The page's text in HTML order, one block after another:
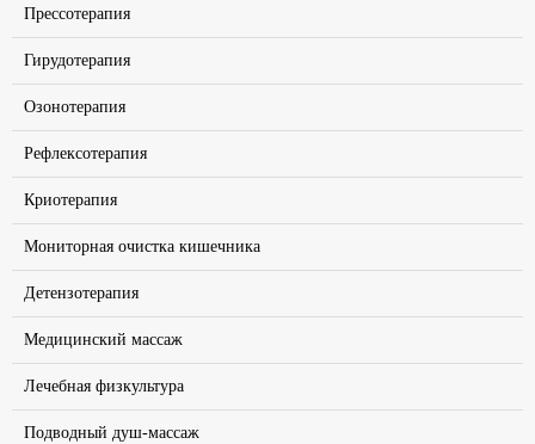
Прессотерапия
Гирудотерапия
Озонотерапия
Рефлексотерапия
Криотерапия
Мониторная очистка кишечника
Детензотерапия
Медицинский массаж
Лечебная физкультура
Подводный душ-массаж